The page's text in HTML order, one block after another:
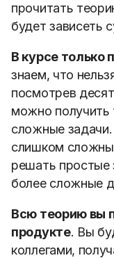
прочитать
будет зависеть
В курсе только
знаем, что
посмотрев
можно получить
сложные
слишком
решать
более сложные
Всю теорию вы
продукте. Вы
коллегами,